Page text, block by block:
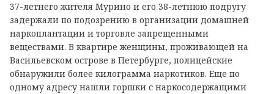
37-летнего жителя Мурино и его 38-летнюю подругу
задержали по подозрению в организации домашней
наркоплантации и торговле запрещенными
веществами. В квартире женщины, проживающей на
Васильевском острове в Петербурге, полицейские
обнаружили более килограмма наркотиков. Еще по
одному адресу нашли горшки с наркосодержащими